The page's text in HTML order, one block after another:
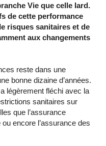
Vie que celle Iard.
de cette performance
risques sanitaires et de
aux changements
reste dans une
bonne dizaine d’années.
légèrement fléchi avec la
sanitaires sur
que l’assurance
encore l’assurance des